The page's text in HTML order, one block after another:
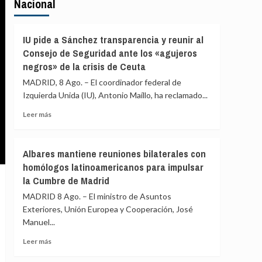
Nacional
IU pide a Sánchez transparencia y reunir al
Consejo de Seguridad ante los «agujeros
negros» de la crisis de Ceuta
MADRID, 8 Ago. – El coordinador federal de
Izquierda Unida (IU), Antonio Maíllo, ha reclamado...
Leer másLeer
pide
a
Sánchez
y
reunir
al
de
Albares mantiene reuniones bilaterales con
homólogos latinoamericanos para impulsar
la Cumbre de Madrid
MADRID 8 Ago. – El ministro de Asuntos
Exteriores, Unión Europea y Cooperación, José
Manuel...
Leer másLeer